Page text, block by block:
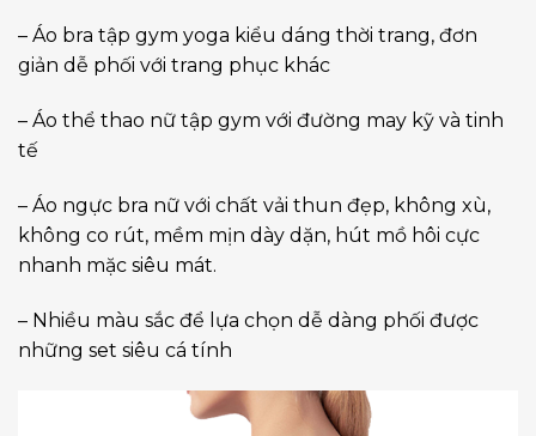
– Áo bra tập gym yoga kiểu dáng thời trang, đơn
giản dễ phối với trang phục khác
– Áo thể thao nữ tập gym với đường may kỹ và tinh
tế
– Áo ngực bra nữ với chất vải thun đẹp, không xù,
không co rút, mềm mịn dày dặn, hút mồ hôi cực
nhanh mặc siêu mát.
– Nhiều màu sắc để lựa chọn dễ dàng phối được
những set siêu cá tính